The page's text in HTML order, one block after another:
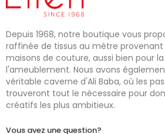
Depuis 1968, notre boutique vous
raffinée de tissus au mètre provenant
maisons de couture, aussi bien pour
l'ameublement. Nous avons
véritable caverne d'Ali Baba, où les
trouveront tout le nécessaire pour
créatifs les plus ambitieux.
Vous avez une question?